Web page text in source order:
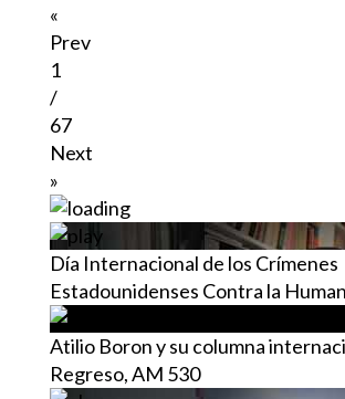
«
Prev
1
/
67
Next
»
Día Internacional de los Crímenes
Estadounidenses Contra la
Atilio Boron y su columna
Regreso, AM 530